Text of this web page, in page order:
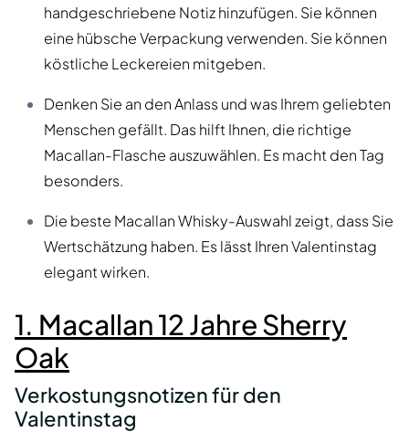
handgeschriebene Notiz hinzufügen. Sie können
eine hübsche Verpackung verwenden. Sie können
köstliche Leckereien mitgeben.
Denken Sie an den Anlass und was Ihrem geliebten
Menschen gefällt. Das hilft Ihnen, die richtige
Macallan-Flasche auszuwählen. Es macht den Tag
besonders.
Die beste Macallan Whisky-Auswahl zeigt, dass Sie
Wertschätzung haben. Es lässt Ihren Valentinstag
elegant wirken.
1. Macallan 12 Jahre Sherry
Oak
Verkostungsnotizen für den
Valentinstag